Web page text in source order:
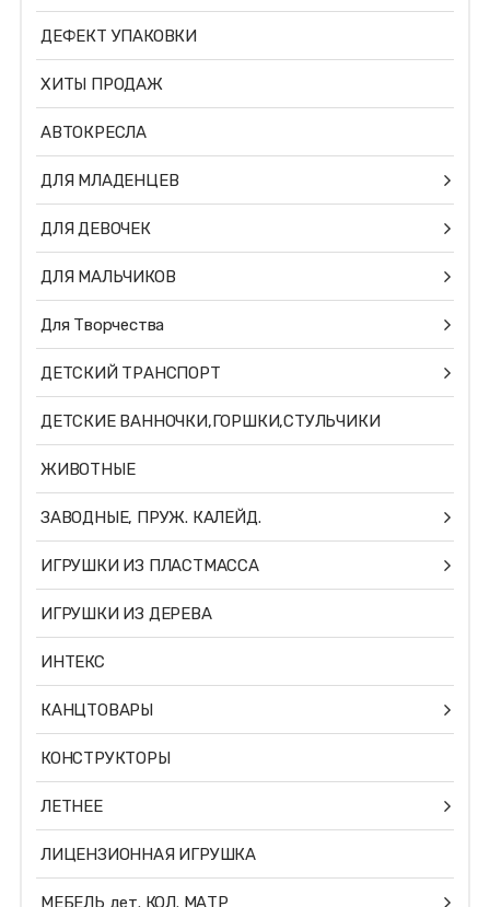
ДЕФЕКТ УПАКОВКИ
ХИТЫ ПРОДАЖ
АВТОКРЕСЛА
ДЛЯ МЛАДЕНЦЕВ
ДЛЯ ДЕВОЧЕК
ДЛЯ МАЛЬЧИКОВ
Для Творчества
ДЕТСКИЙ ТРАНСПОРТ
ДЕТСКИЕ ВАННОЧКИ,ГОРШКИ,СТУЛЬЧИКИ
ЖИВОТНЫЕ
ЗАВОДНЫЕ, ПРУЖ. КАЛЕЙД.
ИГРУШКИ ИЗ ПЛАСТМАССА
ИГРУШКИ ИЗ ДЕРЕВА
ИНТЕКС
КАНЦТОВАРЫ
КОНСТРУКТОРЫ
ЛЕТНЕЕ
ЛИЦЕНЗИОННАЯ ИГРУШКА
МЕБЕЛЬ дет. КОЛ. МАТР